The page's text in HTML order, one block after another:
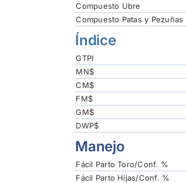
Compuesto Ubre
Compuesto Patas y Pezuñas
Índice
GTPI
MN$
CM$
FM$
GM$
DWP$
Manejo
Fácil Parto Toro/Conf. %
Fácil Parto Hijas/Conf. %